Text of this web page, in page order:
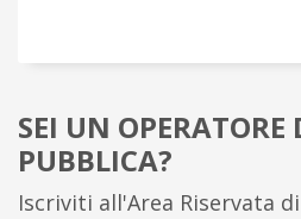
SEI UN
PUBBLICA?
Iscriviti all'Area Riservata